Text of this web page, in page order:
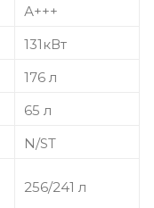
А+++
131кВт
176 л
65 л
N/ST
256/241 л